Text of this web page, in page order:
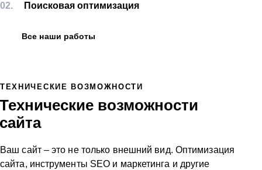
02. Поисковая оптимизация
Все наши работы
ТЕХНИЧЕСКИЕ ВОЗМОЖНОСТИ
Технические возможности
сайта
Ваш сайт – это не только внешний вид. Оптимизация
сайта, инструменты SEO и маркетинга и другие